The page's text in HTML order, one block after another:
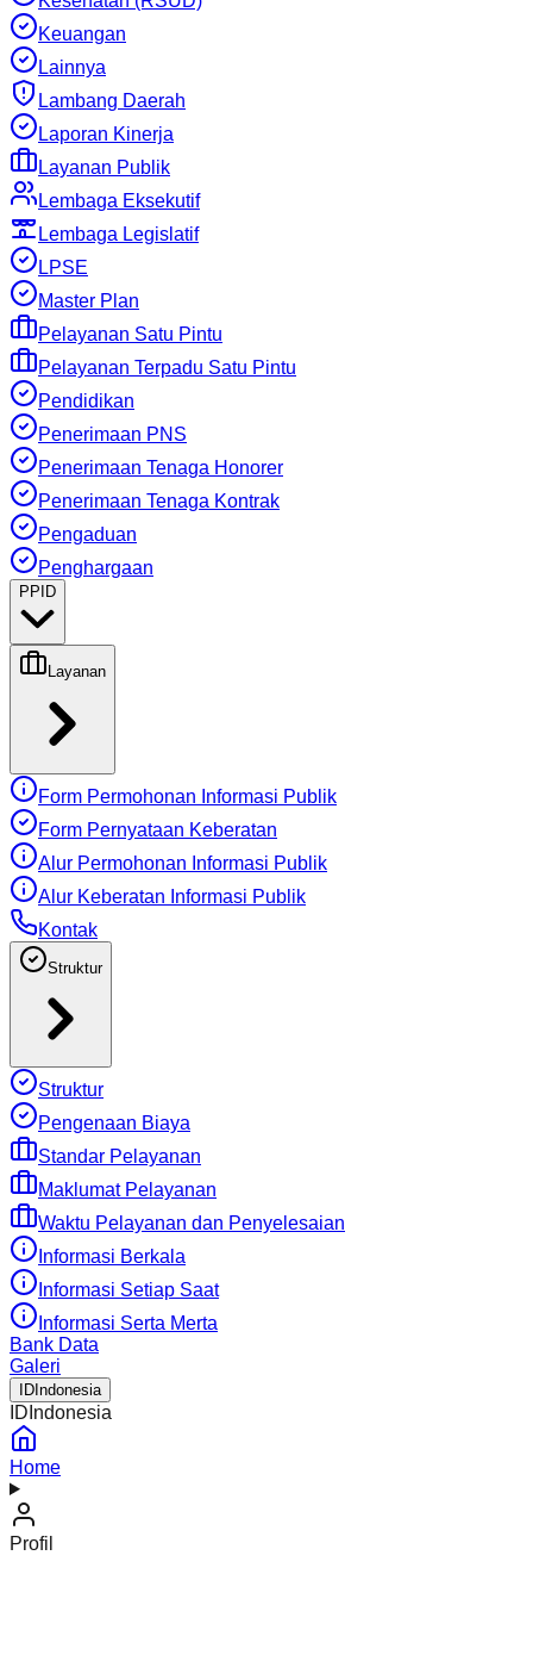
Keuangan
Lainnya
Lambang Daerah
Laporan Kinerja
Layanan Publik
Lembaga Eksekutif
Lembaga Legislatif
LPSE
Master Plan
Pelayanan Satu Pintu
Pelayanan Terpadu Satu Pintu
Pendidikan
Penerimaan PNS
Penerimaan Tenaga Honorer
Penerimaan Tenaga Kontrak
Pengaduan
Penghargaan
PPID
Layanan
Form Permohonan Informasi Publik
Form Pernyataan Keberatan
Alur Permohonan Informasi Publik
Alur Keberatan Informasi Publik
Kontak
Struktur
Struktur
Pengenaan Biaya
Standar Pelayanan
Maklumat Pelayanan
Waktu Pelayanan dan Penyelesaian
Informasi Berkala
Informasi Setiap Saat
Informasi Serta Merta
Bank Data
Galeri
ID Indonesia
ID Indonesia
Home
Profil